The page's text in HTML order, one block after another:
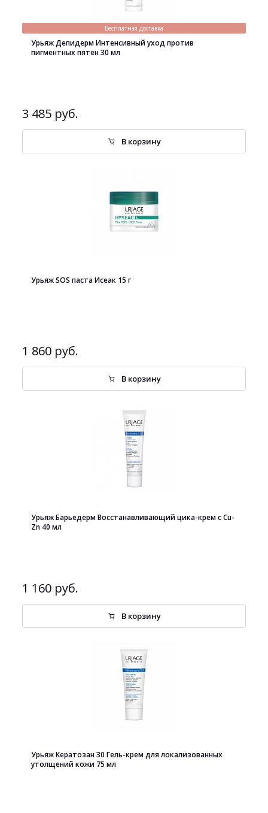
Бесплатная доставка
Урьяж Депидерм Интенсивный уход против
пигментных пятен 30 мл
3 485 руб.
В корзину
Урьяж SOS паста Исеак 15 г
1 860 руб.
В корзину
Урьяж Барьедерм Восстанавливающий цика-крем с Cu-
Zn 40 мл
1 160 руб.
В корзину
Урьяж Кератозан 30 Гель-крем для локализованных
утолщений кожи 75 мл